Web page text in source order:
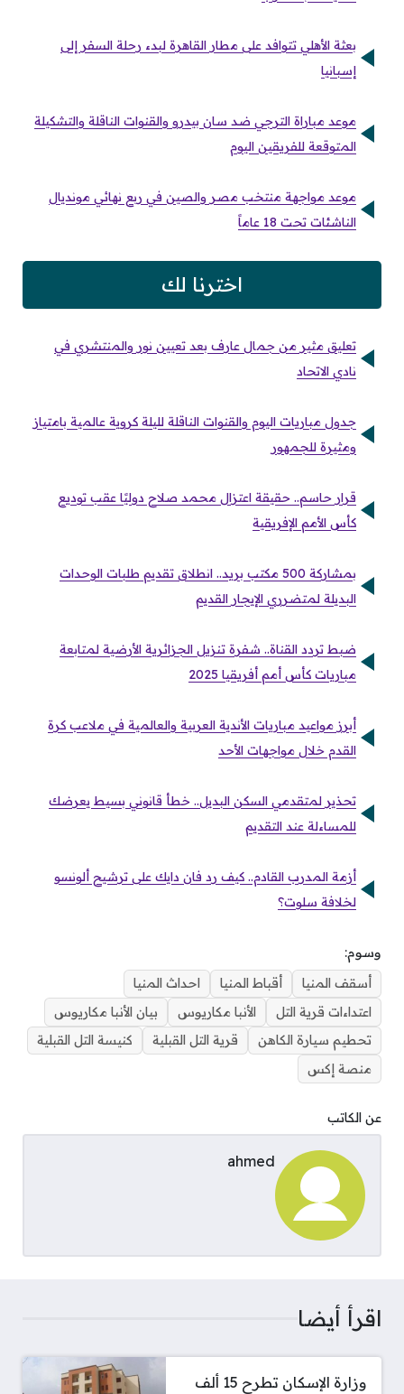
بعثة الأهلي تتوافد على مطار القاهرة لبدء رحلة السفر إلى
إسبانيا
موعد مباراة الترجي ضد سان بيدرو والقنوات الناقلة والتشكيلة
المتوقعة للفريقين اليوم
موعد مواجهة منتخب مصر والصين في ربع نهائي مونديال
الناشئات تحت 18 عاماً
اخترنا لك
تعليق مثير من جمال عارف بعد تعيين نور والمنتشري في
نادي الاتحاد
جدول مباريات اليوم والقنوات الناقلة لليلة كروية عالمية بامتياز
ومثيرة للجمهور
قرار حاسم.. حقيقة اعتزال محمد صلاح دوليًا عقب توديع
كأس الأمم الإفريقية
بمشاركة 500 مكتب بريد.. انطلاق تقديم طلبات الوحدات
البديلة لمتضرري الإيجار القديم
ضبط تردد القناة.. شفرة تنزيل الجزائرية الأرضية لمتابعة
مباريات كأس أمم أفريقيا 2025
أبرز مواعيد مباريات الأندية العربية والعالمية في ملاعب كرة
القدم خلال مواجهات الأحد
تحذير لمتقدمي السكن البديل.. خطأ قانوني بسيط يعرضك
للمساءلة عند التقديم
أزمة المدرب القادم.. كيف رد فان دايك على ترشيح ألونسو
لخلافة سلوت؟
وسوم:
أسقف المنيا
أقباط المنيا
احداث المنيا
اعتداءات قرية التل
الأنبا مكاريوس
بيان الأنبا مكاريوس
تحطيم سيارة الكاهن
قرية التل القبلية
كنيسة التل القبلية
منصة إكس
عن الكاتب
ahmed
اقرأ أيضا
وزارة الإسكان تطرح 15 ألف